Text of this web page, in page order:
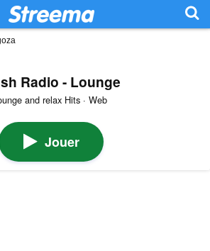
Radio - Lounge
and relax Hits · Web
Jouer